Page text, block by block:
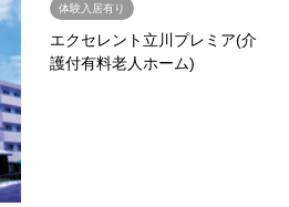
体験入居有り
エクセレント立川プレミア(介
護付有料老人ホーム)